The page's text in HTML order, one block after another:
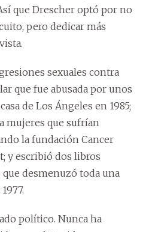
que Drescher optó por no
pero dedicar más
sexuales contra
que fue abusada por unos
de Los Ángeles en 1985;
mujeres que sufrían
la fundación Cancer
y escribió dos libros
desmenuzó toda una
político. Nunca ha